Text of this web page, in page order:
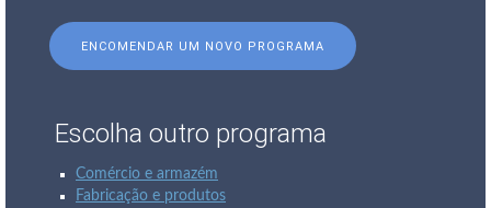
ENCOMENDAR UM NOVO PROGRAMA
Escolha outro programa
Comércio e armazém
Fabricação e produtos